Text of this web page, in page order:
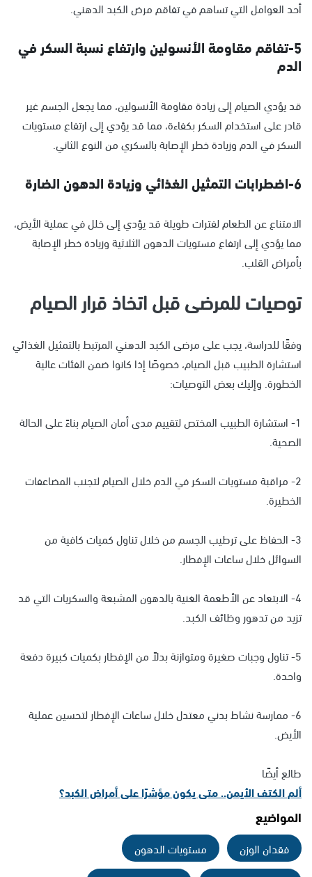
أحد العوامل التي تساهم في تفاقم مرض الكبد الدهني.
5-تفاقم مقاومة الأنسولين وارتفاع نسبة السكر في
الدم
قد يؤدي الصيام إلى زيادة مقاومة الأنسولين، مما يجعل الجسم غير
قادر على استخدام السكر بكفاءة، مما قد يؤدي إلى ارتفاع مستويات
السكر في الدم وزيادة خطر الإصابة بالسكري من النوع الثاني.
6-اضطرابات التمثيل الغذائي وزيادة الدهون الضارة
الامتناع عن الطعام لفترات طويلة قد يؤدي إلى خلل في عملية الأيض،
مما يؤدي إلى ارتفاع مستويات الدهون الثلاثية وزيادة خطر الإصابة
بأمراض القلب.
توصيات للمرضى قبل اتخاذ قرار الصيام
وفقًا للدراسة، يجب على مرضى الكبد الدهني المرتبط بالتمثيل الغذائي
استشارة الطبيب قبل الصيام، خصوصًا إذا كانوا ضمن الفئات عالية
الخطورة. وإليك بعض التوصيات:
1- استشارة الطبيب المختص لتقييم مدى أمان الصيام بناءً على الحالة
الصحية.
2- مراقبة مستويات السكر في الدم خلال الصيام لتجنب المضاعفات
الخطيرة.
3- الحفاظ على ترطيب الجسم من خلال تناول كميات كافية من
السوائل خلال ساعات الإفطار.
4- الابتعاد عن الأطعمة الغنية بالدهون المشبعة والسكريات التي قد
تزيد من تدهور وظائف الكبد.
5- تناول وجبات صغيرة ومتوازنة بدلاً من الإفطار بكميات كبيرة دفعة
واحدة.
6- ممارسة نشاط بدني معتدل خلال ساعات الإفطار لتحسين عملية
الأيض.
طالع أيضًا
ألم الكتف الأيمن.. متى يكون مؤشرًا على أمراض الكبد؟
المواضيع
فقدان الوزن
مستويات الدهون